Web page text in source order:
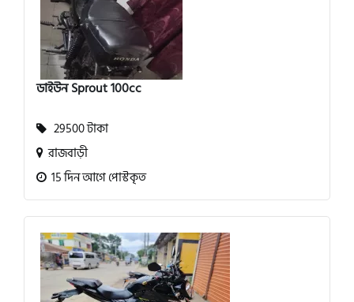
ডাইউন Sprout 100cc
29500 টাকা
রাজবাড়ী
15 দিন আগে পোস্টকৃত